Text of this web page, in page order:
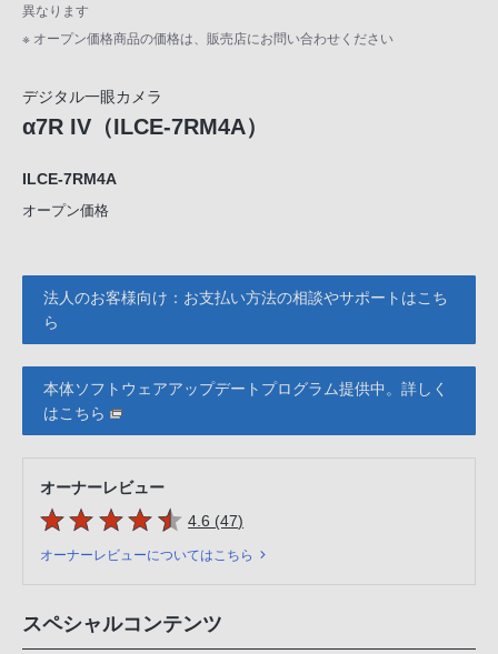
異なります
※ オープン価格商品の価格は、販売店にお問い合わせください
デジタル一眼カメラ
α7R IV（ILCE-7RM4A）
ILCE-7RM4A
オープン価格
法人のお客様向け：お支払い方法の相談やサポートはこち
ら
本体ソフトウェアアップデートプログラム提供中。詳しく
はこちら
オーナーレビュー
5つの星のうち
4.6 (47件のレビュー
)
オーナーレビューについてはこちら
スペシャルコンテンツ